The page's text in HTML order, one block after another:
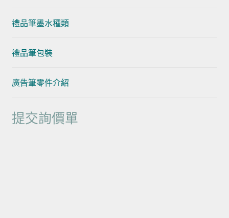
禮品筆墨水種類
禮品筆包裝
廣告筆零件介紹
提交詢價單